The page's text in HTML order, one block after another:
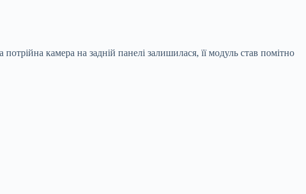
камера на задній панелі залишилася, її модуль став помітно